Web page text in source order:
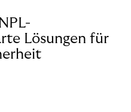
Lösungen für